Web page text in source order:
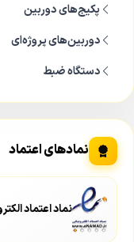
دوربین، پوشش کاملی
این دستگاه با ابعاد
هر فضایی نصب می‌شود.
موبایل از طریق
تا از هر کجای دنیا
زندگی خود نظارت
و استفاده روزمره،
محبوب کرده است.
پکیج‌های دوربین
دوربین‌های پروژه‌ای
دستگاه ضبط
نمادهای اعتماد
نماد اعتماد